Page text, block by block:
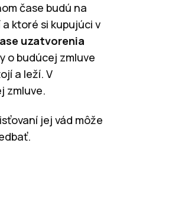
čase budú na
ktoré si kupujúci v
uzatvorenia
o budúcej zmluve
a leží. V
zmluve.
jej vád môže